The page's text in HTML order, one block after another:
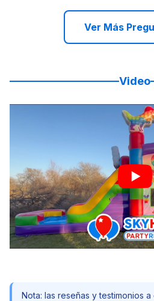
Ver Más
Video
Nota: las reseñas y testimonios